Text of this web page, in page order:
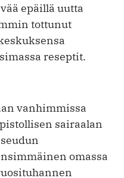
epäillä uutta
tottunut
reseptit.
vanhimmissa
sairaalan
omassa